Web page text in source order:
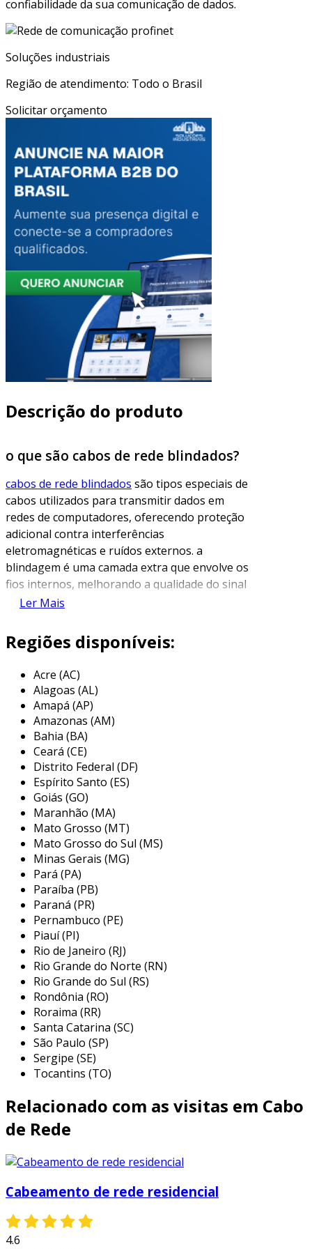
confiabilidade da sua comunicação de dados.
Soluções industriais
Região de atendimento: Todo o Brasil
Solicitar orçamento
Descrição do produto
o que são cabos de rede blindados?
cabos de rede blindados são tipos especiais de
cabos utilizados para transmitir dados em
redes de computadores, oferecendo proteção
adicional contra interferências
eletromagnéticas e ruídos externos. a
blindagem é uma camada extra que envolve os
fios internos, melhorando a qualidade do sinal
e a performance da rede em ambientes onde a
significativa.
podem ser aplicados em cabos de rede, como a
blindagem individual dos pares (s/ftp) ou a
blindagem de todos os pares juntos (f/utp).
essa diversificação permite que a blindagem
seja ajustada conforme as necessidades
específicas da instalação, garantindo que o
desempenho da rede não seja comprometido
por fatores externos.
principais aplicações dos cabos de
rede blindados
os cabos de rede blindados são amplamente
utilizados em ambientes onde a interferência
eletromagnética pode ser um problema, como
fábricas, hospitais e áreas urbanas
densamente povoadas. a utilização deste tipo
de cabo é ideal para a transmissão de dados
sensíveis, como informações financeiras e de
saúde, onde a integridade do sinal é crucial
para evitar perdas de informações.
aqui estão algumas das principais aplicações
dos cabos de rede blindados:
indústrias e fábricas:
eletromagnéticos, interferindo nas
transmissões de dados.
bancos e instituições financeiras, onde a
fundamental.
hospitais:na comunicação de
Ler Mais
Regiões disponíveis:
Acre (AC)
Alagoas (AL)
Amapá (AP)
Amazonas (AM)
Bahia (BA)
Ceará (CE)
Distrito Federal (DF)
Espírito Santo (ES)
Goiás (GO)
Maranhão (MA)
Mato Grosso (MT)
Mato Grosso do Sul (MS)
Minas Gerais (MG)
Pará (PA)
Paraíba (PB)
Paraná (PR)
Pernambuco (PE)
Piauí (PI)
Rio de Janeiro (RJ)
Rio Grande do Norte (RN)
Rio Grande do Sul (RS)
Rondônia (RO)
Roraima (RR)
Santa Catarina (SC)
São Paulo (SP)
Sergipe (SE)
Tocantins (TO)
Relacionado com as visitas em Cabo
de Rede
Cabeamento de rede residencial
4.6